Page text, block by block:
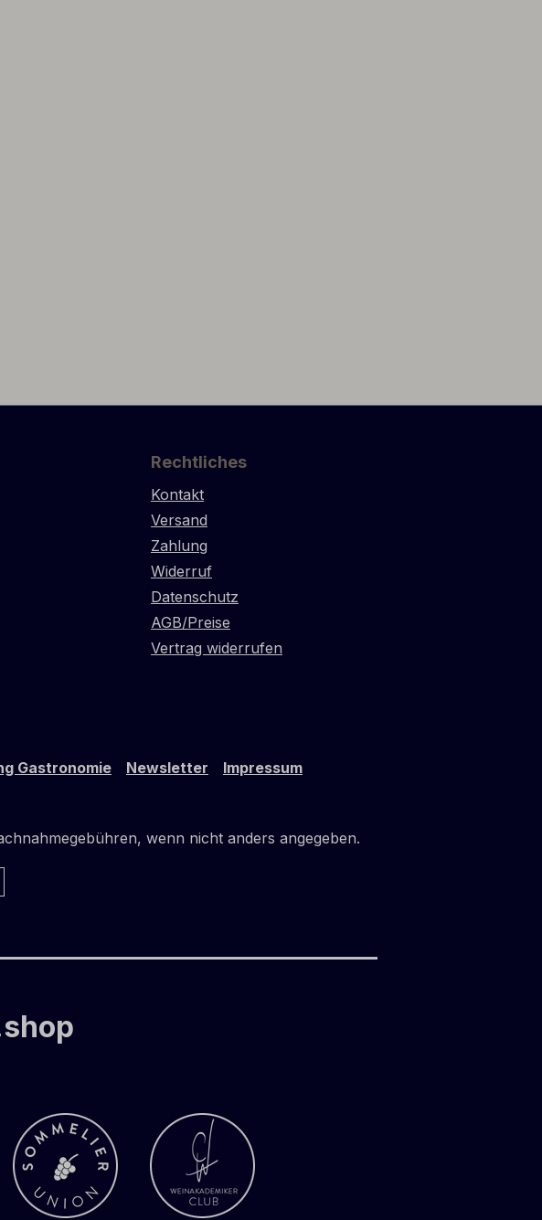
Rechtliches
Kontakt
Versand
Zahlung
Widerruf
Datenschutz
AGB/Preise
Vertrag widerrufen
Gastronomie Newsletter Impressum
wenn nicht anders angegeben.